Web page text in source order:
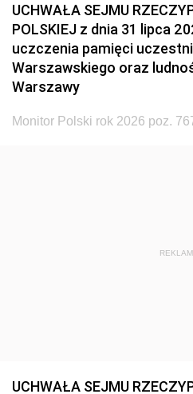
UCHWAŁA SEJMU
POLSKIEJ z dnia 31 lipca
uczczenia pamięci
Warszawskiego oraz
Warszawy
Monitor Polski rok 2026 poz.
UCHWAŁA SEJMU